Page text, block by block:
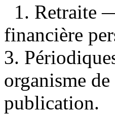
1. Retraite
financière
3.
organisme
publication.